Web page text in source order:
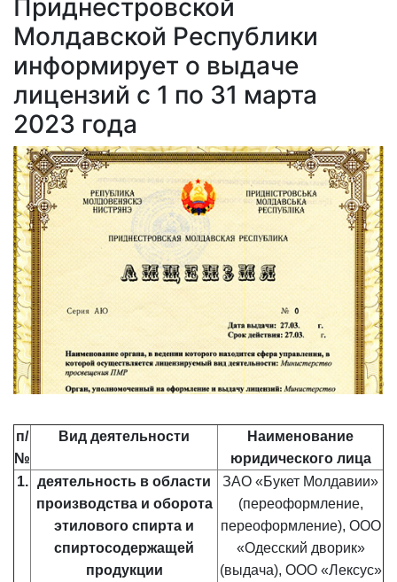
Приднестровской
Молдавской Республики
информирует о выдаче
лицензий с 1 по 31 марта
2023 года
п/
№
Вид деятельности
Наименование
юридического лица
1.
деятельность в области
производства и оборота
этилового спирта и
спиртосодержащей
продукции
ЗАО «Букет Молдавии»
(переоформление,
переоформление), ООО
«Одесский дворик»
(выдача), ООО «Лексус»